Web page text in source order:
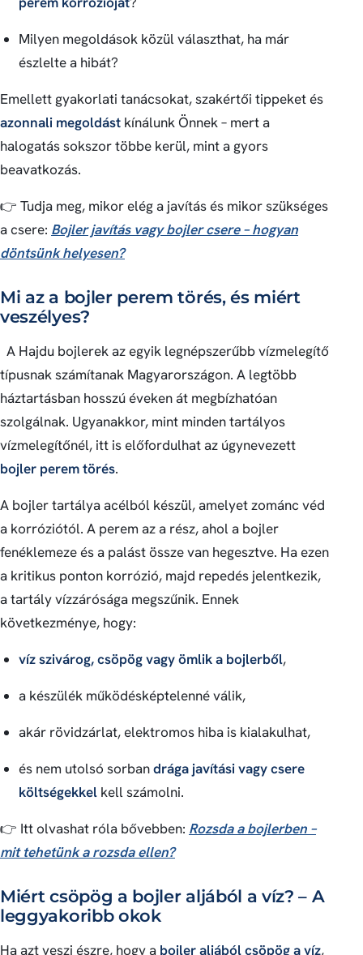
Milyen megoldások közül választhat, ha már
észlelte a hibát?
Emellett gyakorlati tanácsokat, szakértői tippeket és
azonnali megoldást kínálunk Önnek – mert a
halogatás sokszor többe kerül, mint a gyors
beavatkozás.
👉 Tudja meg, mikor elég a javítás és mikor szükséges
a csere: Bojler javítás vagy bojler csere – hogyan
döntsünk helyesen?
Mi az a bojler perem törés, és miért
veszélyes?
A Hajdu bojlerek az egyik legnépszerűbb vízmelegítő
típusnak számítanak Magyarországon. A legtöbb
háztartásban hosszú éveken át megbízhatóan
szolgálnak. Ugyanakkor, mint minden tartályos
vízmelegítőnél, itt is előfordulhat az úgynevezett
bojler perem törés.
A bojler tartálya acélból készül, amelyet zománc véd
a korróziótól. A perem az a rész, ahol a bojler
fenéklemeze és a palást össze van hegesztve. Ha ezen
a kritikus ponton korrózió, majd repedés jelentkezik,
a tartály vízzárósága megszűnik. Ennek
következménye, hogy:
víz szivárog, csöpög vagy ömlik a bojlerből,
a készülék működésképtelenné válik,
akár rövidzárlat, elektromos hiba is kialakulhat,
és nem utolsó sorbandrága javítási vagy csere
költségekkel kell számolni.
👉 Itt olvashat róla bővebben: Rozsda a bojlerben –
mit tehetünk a rozsda ellen?
Miért csöpög a bojler aljából a víz? – A
leggyakoribb okok
Ha azt veszi észre, hogy a bojler aljából csöpög a víz,